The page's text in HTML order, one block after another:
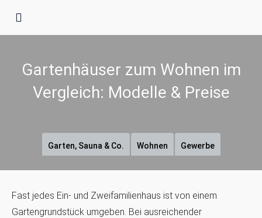
Gartenhäuser zum Wohnen im
Vergleich: Modelle & Preise
Garten, Sauna & Co. Wohnen Gewerbe
Fast jedes Ein- und Zweifamilienhaus ist von einem
Gartengrundstück umgeben. Bei ausreichender